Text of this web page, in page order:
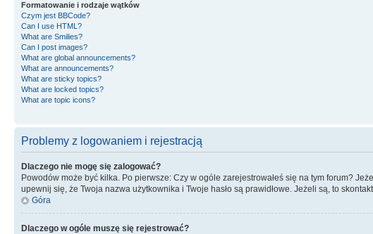
Formatowanie i rodzaje wątków
Czym jest BBCode?
Can I use HTML?
What are Smilies?
Can I post images?
What are global announcements?
What are announcements?
What are sticky topics?
What are locked topics?
What are topic icons?
Problemy z logowaniem i rejestracją
Dlaczego nie mogę się zalogować?
Powodów może być kilka. Po pierwsze: Czy w ogóle zarejestrowałeś się na tym forum?
upewnij się, że Twoja nazwa użytkownika i Twoje hasło są prawidłowe. Jeżeli są, to
Góra
Dlaczego w ogóle muszę się rejestrować?